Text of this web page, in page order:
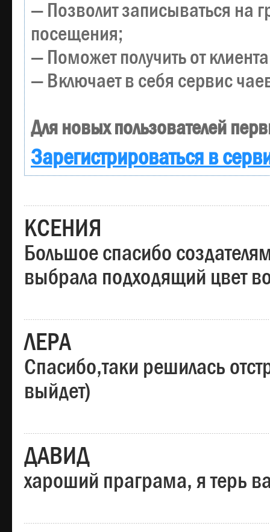
— Позволит записываться на
посещения;
— Поможет получить от
— Включает в себя сервис
Для новых пользователей
Зарегистрироваться в
КСЕНИЯ
Большое спасибо
выбрала подходящий цвет
ЛЕРА
Спасибо,таки решилась
выйдет)
ДАВИД
хароший праграма, я терь